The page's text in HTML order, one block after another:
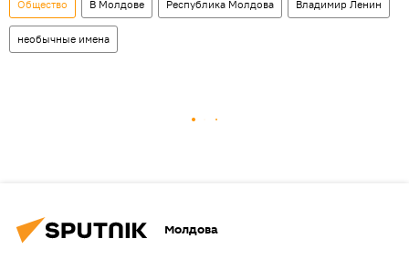
Общество В Молдове Республика Молдова Владимир Ленин
необычные имена
Молдова